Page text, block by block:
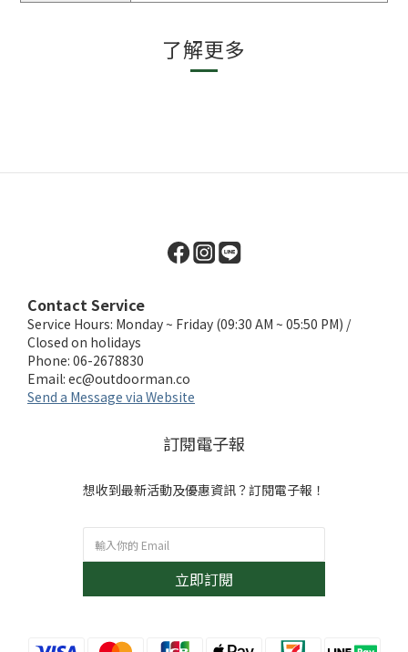
了解更多
Contact Service
Service Hours: Monday ~ Friday (09:30 AM ~ 05:50 PM) /
Closed on holidays
Phone: 06-2678830
Email: ec@outdoorman.co
Send a Message via Website
訂閱電子報
想收到最新活動及優惠資訊？訂閱電子報！
立即訂閱